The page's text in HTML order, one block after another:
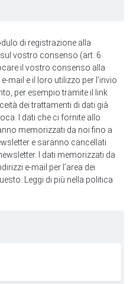
di registrazione alla
vostro consenso (art. 6
il vostro consenso alla
mail e il loro utilizzo per l’invio
per esempio tramite il link
dei trattamenti di dati già
I dati che ci fornite allo
memorizzati da noi fino a
e saranno cancellati
I dati memorizzati da
e-mail per l’area dei
Leggi di più nella politica